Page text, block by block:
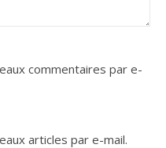
commentaires par e-
articles par e-mail.